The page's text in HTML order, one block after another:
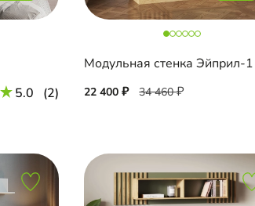
5.0 (2)
Модульная стенка Эйприл-1
22 400 34 460